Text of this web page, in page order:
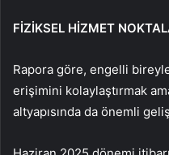
FİZİKSEL HİZMET
Rapora göre, engelli
erişimini kolaylaştırmak
altyapısında da önemli